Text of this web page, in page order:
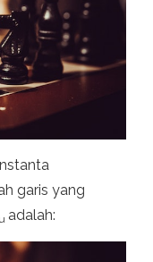
garis yang
adalah: